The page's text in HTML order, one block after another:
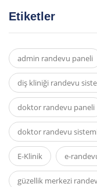
Etiketler
admin randevu paneli
diş kliniği randevu
doktor randevu paneli
doktor randevu
E-Klinik e-
güzellik merkezi